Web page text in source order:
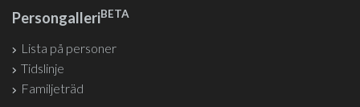
PersongalleriBETA
Lista på personer
Tidslinje
Familjeträd